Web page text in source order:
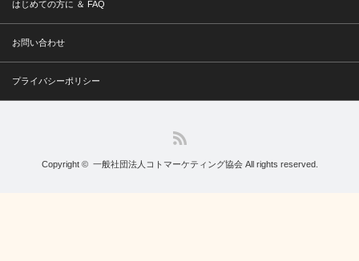
はじめての方に ＆ FAQ
お問い合わせ
プライバシーポリシー
Copyright © 一般社団法人コトマーケティング協会All rights reserved.